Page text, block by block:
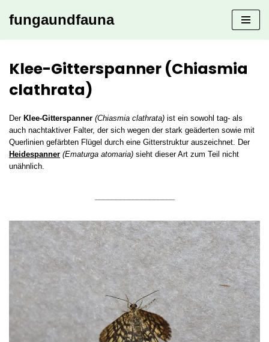
fungaundfauna
Klee-Gitterspanner (Chiasmia
clathrata)
Der Klee-Gitterspanner (Chiasmia clathrata) ist ein sowohl tag- als
auch nachtaktiver Falter, der sich wegen der stark geäderten sowie mit
Querlinien gefärbten Flügel durch eine Gitterstruktur auszeichnet. Der
Heidespanner (Ematurga atomaria) sieht dieser Art zum Teil nicht
unähnlich.